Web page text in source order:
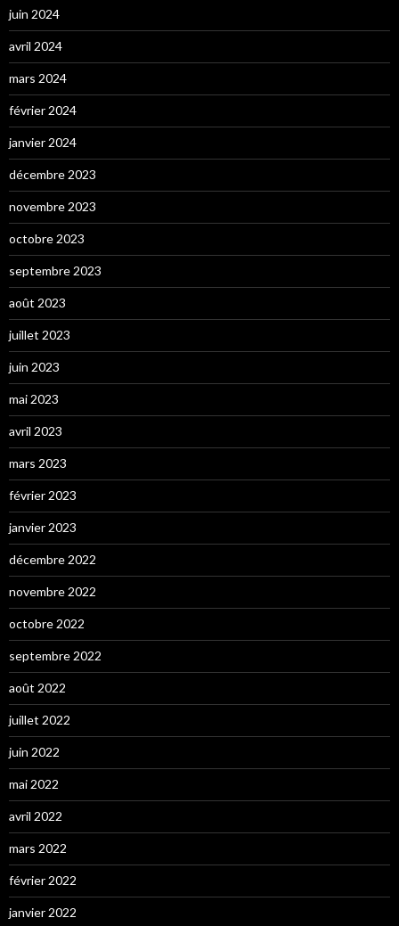
juin 2024
avril 2024
mars 2024
février 2024
janvier 2024
décembre 2023
novembre 2023
octobre 2023
septembre 2023
août 2023
juillet 2023
juin 2023
mai 2023
avril 2023
mars 2023
février 2023
janvier 2023
décembre 2022
novembre 2022
octobre 2022
septembre 2022
août 2022
juillet 2022
juin 2022
mai 2022
avril 2022
mars 2022
février 2022
janvier 2022